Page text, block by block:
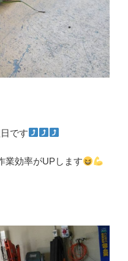
です
業効率がUPします